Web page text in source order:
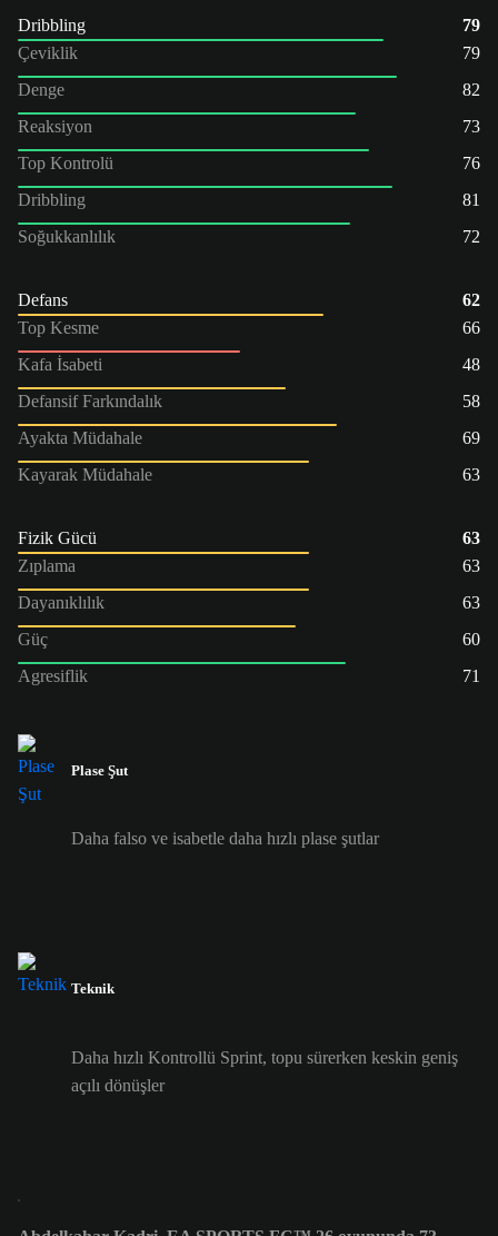
Dribbling
79
Çeviklik
79
Denge
82
Reaksiyon
73
Top Kontrolü
76
Dribbling
81
Soğukkanlılık
72
Defans
62
Top Kesme
66
Kafa İsabeti
48
Defansif Farkındalık
58
Ayakta Müdahale
69
Kayarak Müdahale
63
Fizik Gücü
63
Zıplama
63
Dayanıklılık
63
Güç
60
Agresiflik
71
Plase Şut
Daha falso ve isabetle daha hızlı plase şutlar
Teknik
Daha hızlı Kontrollü Sprint, topu sürerken keskin geniş
açılı dönüşler